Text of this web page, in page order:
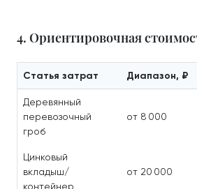
4. Ориентировочная
Статья затрат Диапазон, ₽
Деревянный
перевозочный
гроб
от 8 000
Цинковый
вкладыш/
контейнер
от 20 000